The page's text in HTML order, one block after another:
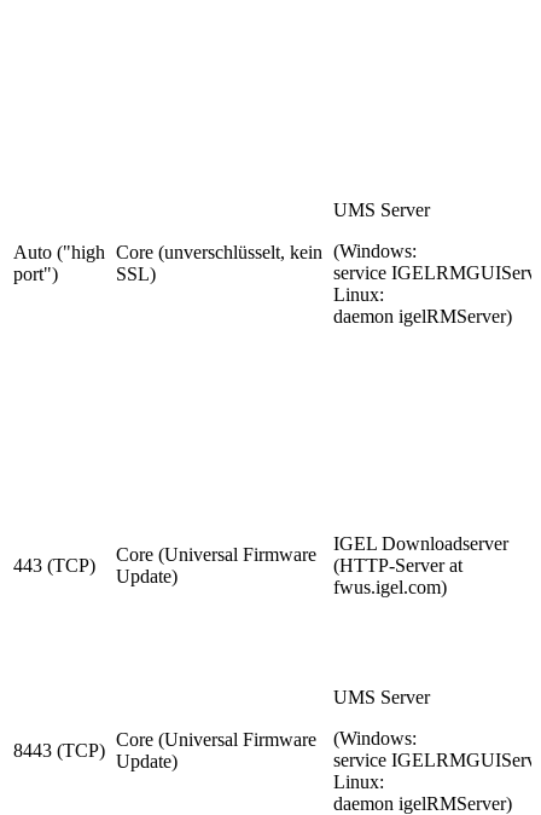
Auto ("high
port")
Core (unverschlüsselt, kein
SSL)
UMS Server
(Windows:
service
Linux:
daemon igelRMServer)
443 (TCP)
Core (Universal Firmware
Update)
IGEL Downloadserver
(HTTP-Server at
fwus.igel.com)
8443 (TCP)
Core (Universal Firmware
Update)
UMS Server
(Windows:
service
Linux:
daemon igelRMServer)